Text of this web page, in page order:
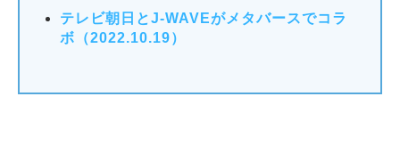
テレビ朝日とJ-WAVEがメタバースでコラ
ボ（2022.10.19）